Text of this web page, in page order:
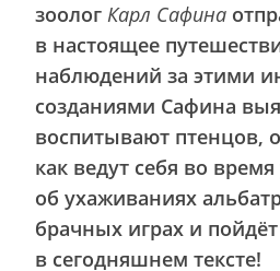
зоолог Карл Сафина
в настоящее
наблюдений за этими
созданиями Сафина
воспитывают птенцов,
как ведут себя во
об ухаживаниях
брачных играх и
в сегодняшнем тексте!